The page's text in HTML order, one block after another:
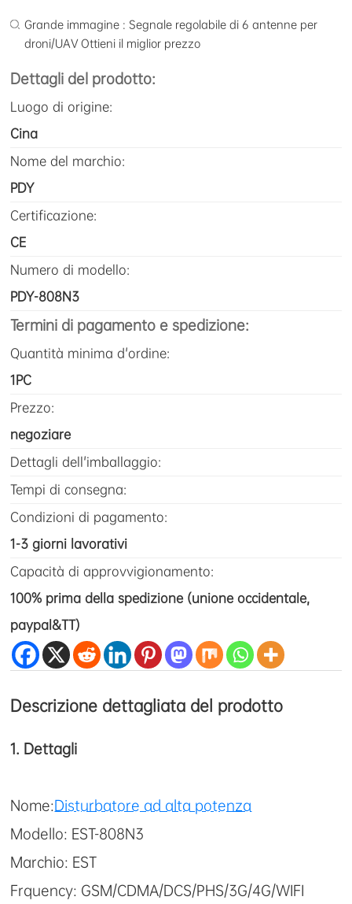
Grande immagine : Segnale regolabile di 6 antenne per
droni/UAV Ottieni il miglior prezzo
Dettagli del prodotto:
Luogo di origine:
Cina
Nome del marchio:
PDY
Certificazione:
CE
Numero di modello:
PDY-808N3
Termini di pagamento e spedizione:
Quantità minima d'ordine:
1PC
Prezzo:
negoziare
Dettagli dell'imballaggio:
Tempi di consegna:
Condizioni di pagamento:
1-3 giorni lavorativi
Capacità di approvvigionamento:
100% prima della spedizione (unione occidentale,
paypal&TT)
Descrizione dettagliata del prodotto
1. Dettagli
Nome:Disturbatore ad alta potenza
Modello: EST-808N3
Marchio: EST
Frquency: GSM/CDMA/DCS/PHS/3G/4G/WIFI